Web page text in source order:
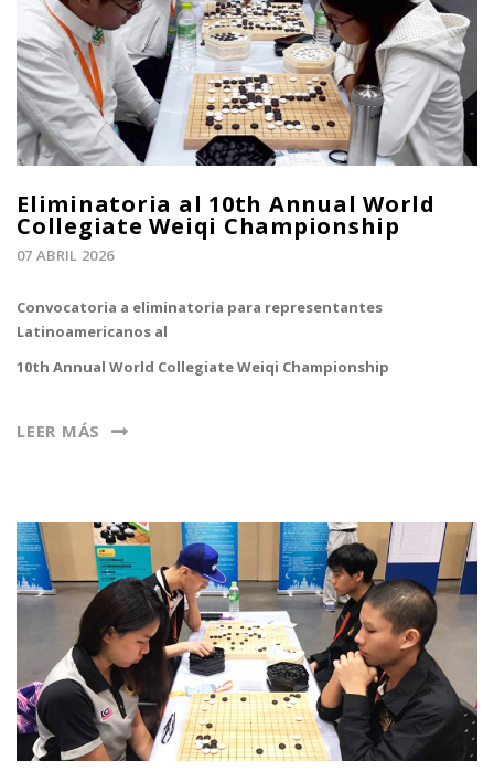
Eliminatoria al 10th Annual World
Collegiate Weiqi Championship
07 ABRIL 2026
Convocatoria a eliminatoria para representantes
Latinoamericanos al
10th Annual World Collegiate Weiqi Championship
LEER MÁS